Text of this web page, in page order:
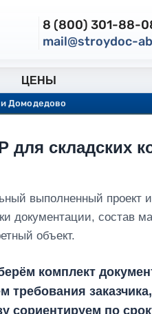
8 (800) 301-88-
mail@stroydoc-
ЦЕНЫ
Домодедово
для складских
выполненный проект
документации, состав
объект.
комплект
требования
сориентируем по